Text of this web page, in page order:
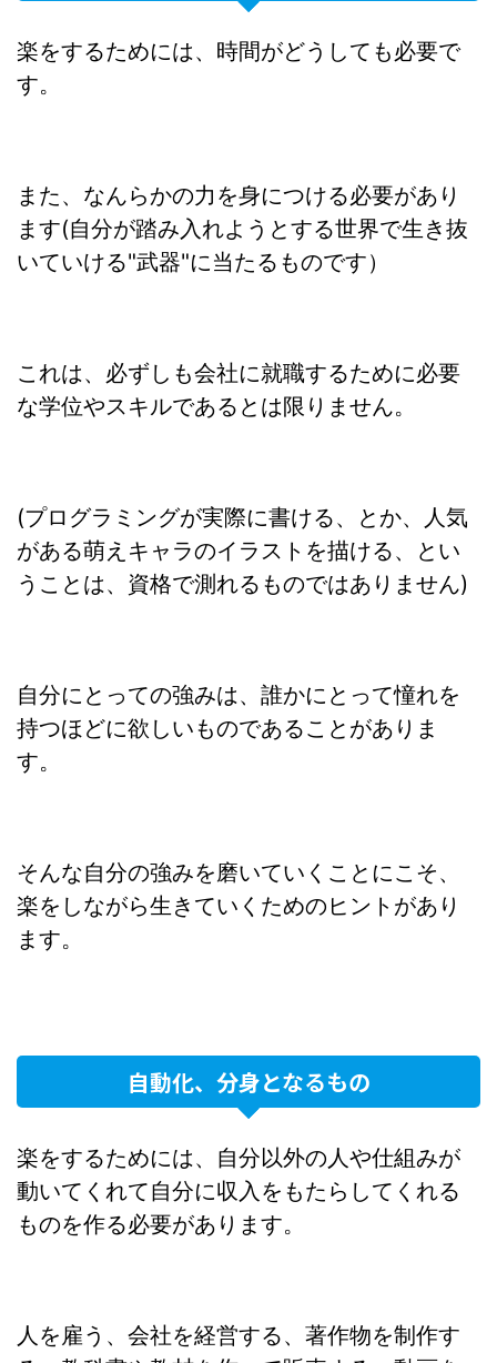
楽をするためには、時間がどうしても必要で
す。
また、なんらかの力を身につける必要があり
ます(自分が踏み入れようとする世界で生き抜
いていける"武器"に当たるものです）
これは、必ずしも会社に就職するために必要
な学位やスキルであるとは限りません。
(プログラミングが実際に書ける、とか、人気
がある萌えキャラのイラストを描ける、とい
うことは、資格で測れるものではありません)
自分にとっての強みは、誰かにとって憧れを
持つほどに欲しいものであることがありま
す。
そんな自分の強みを磨いていくことにこそ、
楽をしながら生きていくためのヒントがあり
ます。
自動化、分身となるもの
楽をするためには、自分以外の人や仕組みが
動いてくれて自分に収入をもたらしてくれる
ものを作る必要があります。
人を雇う、会社を経営する、著作物を制作す